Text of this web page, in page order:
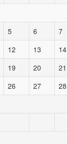
5 6 7
12 13 14
19 20 21
26 27 28